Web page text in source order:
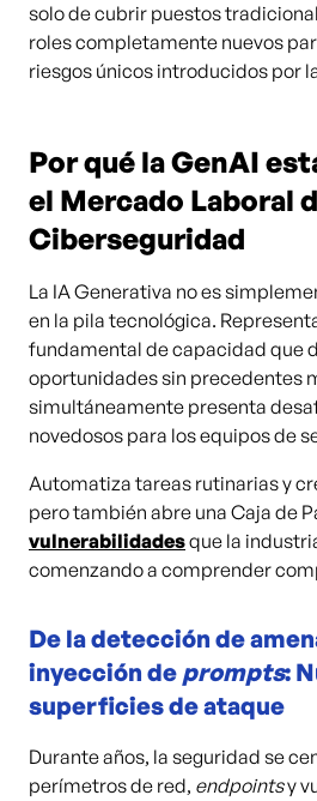
solo de cubrir puestos
roles completamente nuevos
riesgos únicos introducidos por
Por qué la GenAI
el Mercado Laboral
Ciberseguridad
La IA Generativa no es
en la pila tecnológica.
fundamental de capacidad que
oportunidades sin precedentes
simultáneamente presenta
novedosos para los equipos de
Automatiza tareas rutinarias y
pero también abre una Caja de
vulnerabilidadesque la
comenzando a comprender
De la detección de
inyección de prompts:
superficies de ataque
Durante años, la seguridad se
perímetros de red, endpointsy